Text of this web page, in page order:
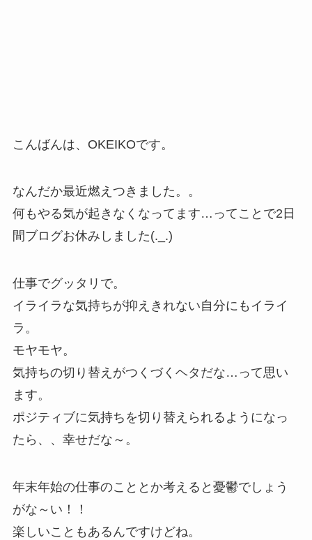
こんばんは、OKEIKOです。
なんだか最近燃えつきました。。
何もやる気が起きなくなってます…ってことで2日
間ブログお休みしました(._.)
仕事でグッタリで。
イライラな気持ちが抑えきれない自分にもイライ
ラ。
モヤモヤ。
気持ちの切り替えがつくづくヘタだな…って思い
ます。
ポジティブに気持ちを切り替えられるようになっ
たら、、幸せだな～。
年末年始の仕事のこととか考えると憂鬱でしょう
がな～い！！
楽しいこともあるんですけどね。